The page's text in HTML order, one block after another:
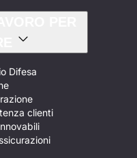
Difesa
clienti